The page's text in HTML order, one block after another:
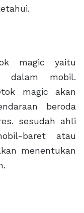
magic yaitu
dalam mobil.
magic akan
beroda
sesudah ahli
baret atau
menentukan